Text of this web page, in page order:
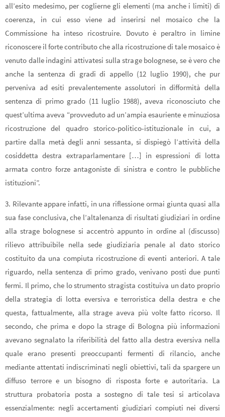
all’esito medesimo, per coglierne gli elementi (ma anche i limiti) di
coerenza, in cui esso viene ad inserirsi nel mosaico che la
Commissione ha inteso ricostruire. Dovuto è peraltro in limine
riconoscere il forte contributo che alla ricostruzione di tale mosaico è
venuto dalle indagini attivatesi sulla strage bolognese, se è vero che
anche la sentenza di gradi di appello (12 luglio 1990), che pur
perveniva ad esiti prevalentemente assolutori in difformità della
sentenza di primo grado (11 luglio 1988), aveva riconosciuto che
quest’ultima aveva “provveduto ad un’ampia esauriente e minuziosa
ricostruzione del quadro storico-politico-istituzionale in cui, a
partire dalla metà degli anni sessanta, si dispiegò l’attività della
cosiddetta destra extraparlamentare […] in espressioni di lotta
armata contro forze antagoniste di sinistra e contro le pubbliche
istituzioni”.
3. Rilevante appare infatti, in una riflessione ormai giunta quasi alla
sua fase conclusiva, che l’altalenanza di risultati giudiziari in ordine
alla strage bolognese si accentrò appunto in ordine al (discusso)
rilievo attribuibile nella sede giudiziaria penale al dato storico
costituito da una compiuta ricostruzione di eventi anteriori. A tale
riguardo, nella sentenza di primo grado, venivano posti due punti
fermi. Il primo, che lo strumento stragista costituiva un dato proprio
della strategia di lotta eversiva e terroristica della destra e che
questa, fattualmente, alla strage aveva più volte fatto ricorso. Il
secondo, che prima e dopo la strage di Bologna più informazioni
avevano segnalato la riferibilità del fatto alla destra eversiva nella
quale erano presenti preoccupanti fermenti di rilancio, anche
mediante attentati indiscriminati negli obiettivi, tali da spargere un
diffuso terrore e un bisogno di risposta forte e autoritaria. La
struttura probatoria posta a sostegno di tale tesi si articolava
essenzialmente: negli accertamenti giudiziari compiuti nei diversi